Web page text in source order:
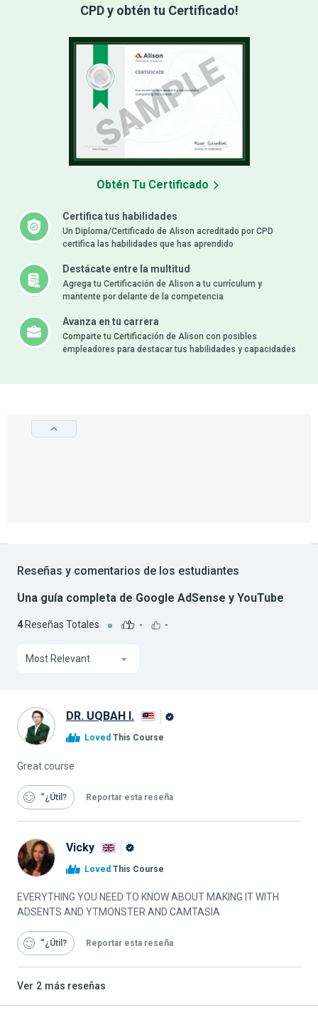
CPD y obtén tu Certificado!
Certifica tus habilidades
Un Diploma/Certificado de Alison acreditado por CPD
certifica las habilidades que has aprendido
Destácate entre la multitud
Agrega tu Certificación de Alison a tu currículum y
mantente por delante de la competencia
Avanza en tu carrera
Comparte tu Certificación de Alison con posibles
empleadores para destacar tus habilidades y capacidades
Obtén Tu Certificado
Reseñas y comentarios de los estudiantes
Una guía completa de Google AdSense y YouTube
4 Reseñas Totales - -
Most Relevant
DR. UQBAH I.
Loved This Course
Great course
“¿Útil Reportar esta reseña
Vicky
Graduado
Alison
Loved This Course
EVERYTHING YOU NEED TO KNOW ABOUT MAKING IT WITH
ADSENTS AND YTMONSTER AND CAMTASIA
“¿Útil Reportar esta reseña
Ver 2 más reseñas